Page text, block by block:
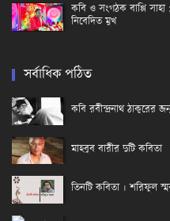
কবি ও সংগঠক বাপ্পি
নিবেদিত মুখ
সর্বাধিক পঠিত
কবি রবীন্দ্রনাথ ঠাকুরের
মাহবুব বারীর দুটি কবিতা
তিনটি কবিতা । শরিফুল